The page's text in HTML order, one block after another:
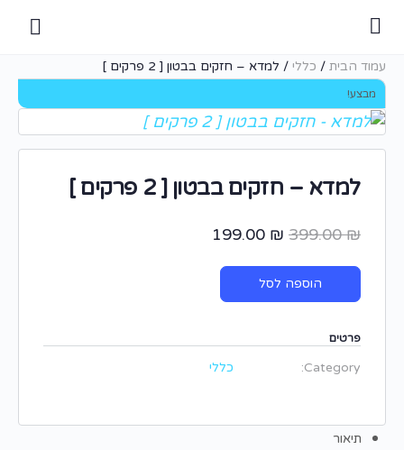
עמוד הבית / כללי / למדא – חזקים בבטון [ 2 פרקים ]
מבצע!
למדא – חזקים בבטון [ 2 פרקים ]
399.00₪
199.00 ₪
הוספה לסל
פרטים
Category: כללי
תיאור